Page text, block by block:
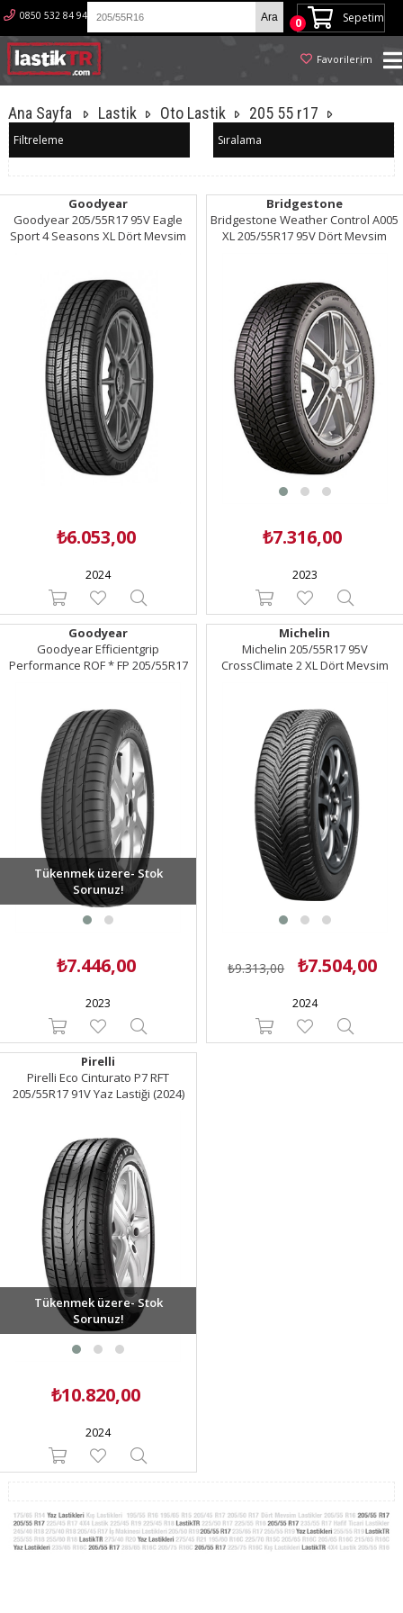
Sepetim
0
Favorilerim
0850 532 84 94
Ana Sayfa Lastik Oto Lastik 205 55 r17
Filtreleme Sıralama
Goodyear
Goodyear 205/55R17 95V Eagle
Sport 4 Seasons XL Dört Mevsim
₺6.053,00
2024
Bridgestone
Bridgestone Weather Control A005
XL 205/55R17 95V Dört Mevsim
₺7.316,00
2023
Goodyear
Goodyear Efficientgrip
Performance ROF * FP 205/55R17
₺7.446,00
Tükenmek üzere- Stok
Sorunuz!
2023
Michelin
Michelin 205/55R17 95V
CrossClimate 2 XL Dört Mevsim
₺7.504,00
₺9.313,00
2024
Pirelli
Pirelli Eco Cinturato P7 RFT
205/55R17 91V Yaz Lastiği (2024)
₺10.820,00
Tükenmek üzere- Stok
Sorunuz!
2024